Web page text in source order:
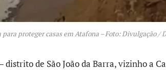
proteger casas em Atafona – Foto: Divulgação /
de São João da Barra, vizinho a